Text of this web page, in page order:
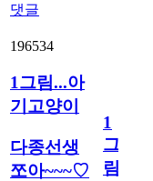
댓글
196534
1그림...아
기고양이
다종선생
쪼아~~~♡
1
그
림...